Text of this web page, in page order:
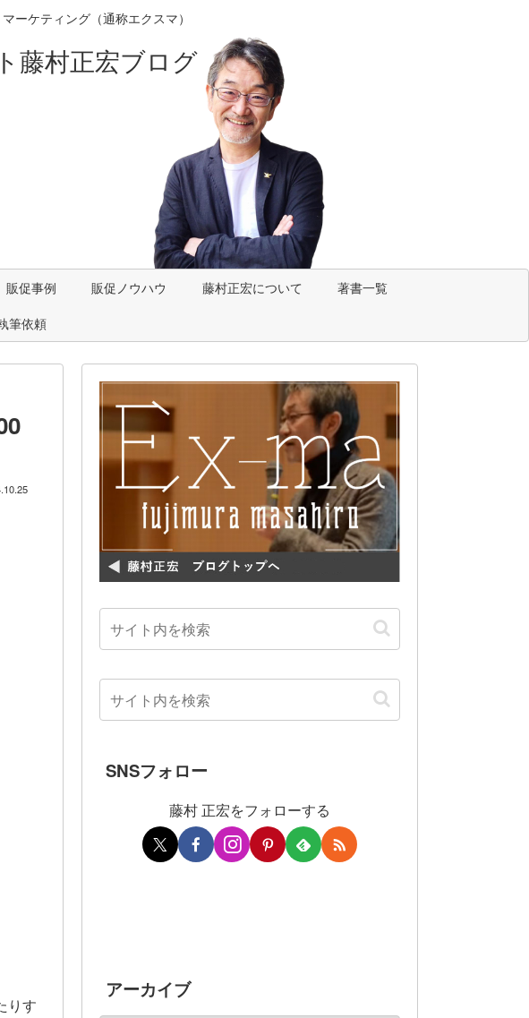
ーケティング（通称エクスマ）
藤村正宏ブログ
販促事例 販促ノウハウ 藤村正宏について
著書一覧
筆依頼
りす
SNSフォロー
藤村 正宏をフォローする
アーカイブ